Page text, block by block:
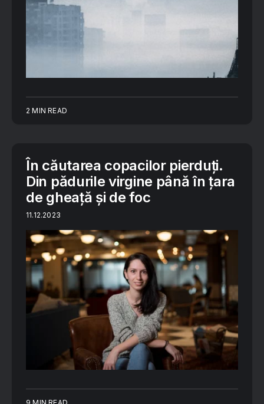
2 MIN READ
În căutarea copacilor pierduți.
Din pădurile virgine până în țara
de gheață și de foc
11.12.2023